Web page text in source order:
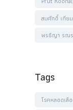
สมศักดิ์ เทียม
พรธิญา รณ
Tags
โรคหลอดเลื